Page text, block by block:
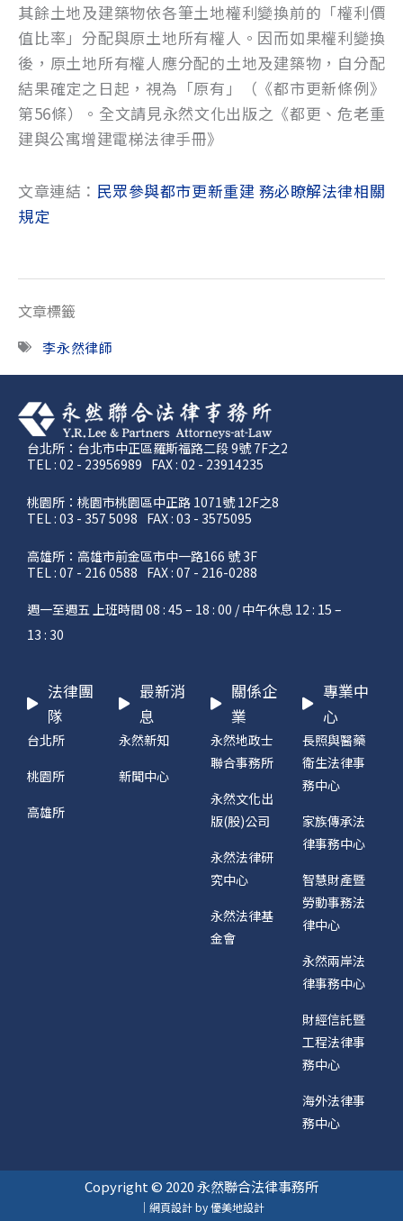
其餘土地及建築物依各筆土地權利變換前的「權利價
值比率」分配與原土地所有權人。因而如果權利變換
後，原土地所有權人應分配的土地及建築物，自分配
結果確定之日起，視為「原有」（《都市更新條例》
第56條）。全文請見永然文化出版之《都更、危老重
建與公寓增建電梯法律手冊》
文章連結： 民眾參與都市更新重建 務必瞭解法律相關
規定
文章標籤
李永然律師
台北所：台北市中正區羅斯福路二段 9號 7F之2
TEL : 02 - 23956989 FAX : 02 - 23914235
桃園所：桃園市桃園區中正路 1071號 12F之8
TEL : 03 - 357 5098 FAX : 03 - 3575095
高雄所：高雄市前金區市中一路166 號 3F
TEL : 07 - 216 0588 FAX : 07 - 216-0288
週一至週五 上班時間 08 : 45 – 18 : 00 / 中午休息 12 : 15 –
13 : 30
法律團
隊
台北所
桃園所
高雄所
最新消
息
永然新知
新聞中心
關係企
業
永然地政士
聯合事務所
永然文化出
版(股)公司
永然法律研
究中心
永然法律基
金會
專業中
心
長照與醫藥
衛生法律事
務中心
家族傳承法
律事務中心
智慧財產暨
勞動事務法
律中心
永然兩岸法
律事務中心
財經信託暨
工程法律事
務中心
海外法律事
務中心
Copyright © 2020 永然聯合法律事務所
｜網頁設計 by 優美地設計